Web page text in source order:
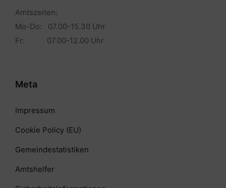
Amtszeiten:
Mo-Do: 07.00-15.30 Uhr
Fr: 07.00-12.00 Uhr
Meta
Impressum
Cookie Policy (EU)
Gemeindestatistiken
Amtshelfer